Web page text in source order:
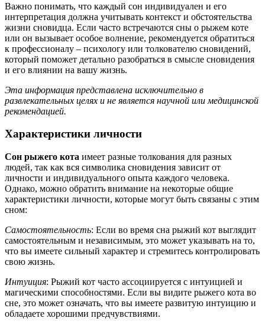
Важно понимать, что каждый сон индивидуален и его
интерпретация должна учитывать контекст и обстоятельства
жизни сновидца. Если часто встречаются сны о рыжем коте
или он вызывает особое волнение, рекомендуется обратиться
к профессионалу – психологу или толкователю сновидений,
который поможет детально разобраться в смысле сновидения
и его влиянии на вашу жизнь.
Эта информация представлена исключительно в
развлекательных целях и не является научной или медицинской
рекомендацией.
Характеристики личности
Сон рыжего кота имеет разные толкования для разных
людей, так как вся символика сновидения зависит от
личности и индивидуального опыта каждого человека.
Однако, можно обратить внимание на некоторые общие
характеристики личности, которые могут быть связаны с этим
сном:
Самостоятельность: Если во время сна рыжий кот выглядит
самостоятельным и независимым, это может указывать на то,
что вы имеете сильный характер и стремитесь контролировать
свою жизнь.
Интуиция: Рыжий кот часто ассоциируется с интуицией и
магическими способностями. Если вы видите рыжего кота во
сне, это может означать, что вы имеете развитую интуицию и
обладаете хорошими предчувствиями.